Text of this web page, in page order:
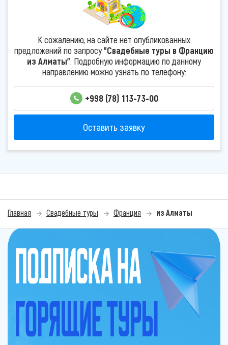
К сожалению, на сайте нет опубликованных
предложений по запросу"Свадебные туры в Францию
из Алматы". Подробную информацию по данному
направлению можно узнать по телефону:
+998 (78) 113-73-00
Оставить заявку
Главная Свадебные туры Франция из Алматы